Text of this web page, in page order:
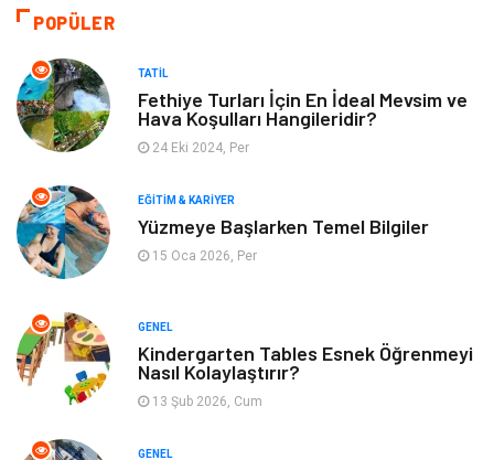
Dekorasyon
Tatil
Alışveriş Gençlik & Eğlence
Genel Kültür
Metal Evlilik Rehberi
Yeme & İçme Anne & Çocuk
Ev İşleri Gayrimenkul
POPÜLER
TATIL
Fethiye Turları İçin En İdeal Mevsim ve
Hava Koşulları Hangileridir?
24 Eki 2024, Per
EĞITIM & KARIYER
Yüzmeye Başlarken Temel Bilgiler
15 Oca 2026, Per
GENEL
Kindergarten Tables Esnek Öğrenmeyi
Nasıl Kolaylaştırır?
13 Şub 2026, Cum
GENEL